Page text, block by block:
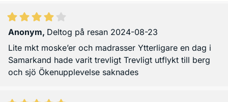
Anonym, Deltog på resan 2024-08-23
Lite mkt moske’er och madrasser Ytterligare en dag i
Samarkand hade varit trevligt Trevligt utflykt till berg
och sjö Ökenupplevelse saknades